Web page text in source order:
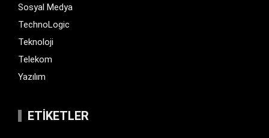
Sosyal Medya
TechnoLogic
Teknoloji
Telekom
Yazılım
ETIKETLER